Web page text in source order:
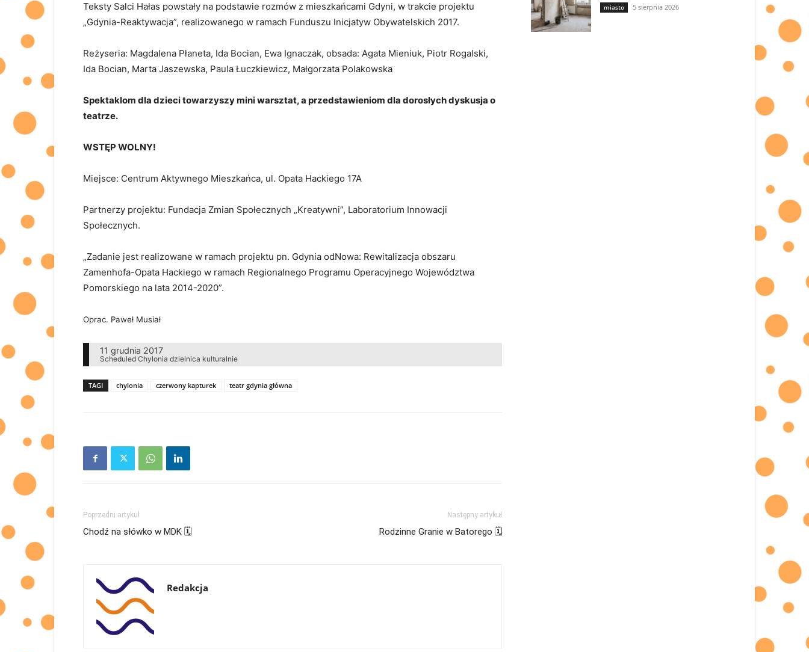
Teksty Salci Hałas powstały na podstawie rozmów z mieszkańcami Gdyni, w trakcie projektu
„Gdynia-Reaktywacja”, realizowanego w ramach Funduszu Inicjatyw Obywatelskich 2017.
Reżyseria: Magdalena Płaneta, Ida Bocian, Ewa Ignaczak, obsada: Agata Mieniuk, Piotr Rogalski,
Ida Bocian, Marta Jaszewska, Paula Łuczkiewicz, Małgorzata Polakowska
Spektaklom dla dzieci towarzyszy mini warsztat, a przedstawieniom dla dorosłych dyskusja o
teatrze.
WSTĘP WOLNY!
Miejsce: Centrum Aktywnego Mieszkańca, ul. Opata Hackiego 17A
Partnerzy projektu: Fundacja Zmian Społecznych „Kreatywni”, Laboratorium Innowacji
Społecznych.
„Zadanie jest realizowane w ramach projektu pn. Gdynia odNowa: Rewitalizacja obszaru
Zamenhofa-Opata Hackiego w ramach Regionalnego Programu Operacyjnego Województwa
Pomorskiego na lata 2014-2020”.
Oprac. Paweł Musiał
11 grudnia 2017
Scheduled Chylonia dzielnica kulturalnie
TAGI chylonia czerwony kapturek teatr gdynia główna
Poprzedni artykuł
Chodź na słówko w MDK 🗓
Następny artykuł
Rodzinne Granie w Batorego 🗓
Redakcja
miasto 5 sierpnia 2026